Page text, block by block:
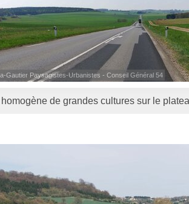
Gautier Paysagistes-Urbanistes - Conseil Général 54
de grandes cultures sur le